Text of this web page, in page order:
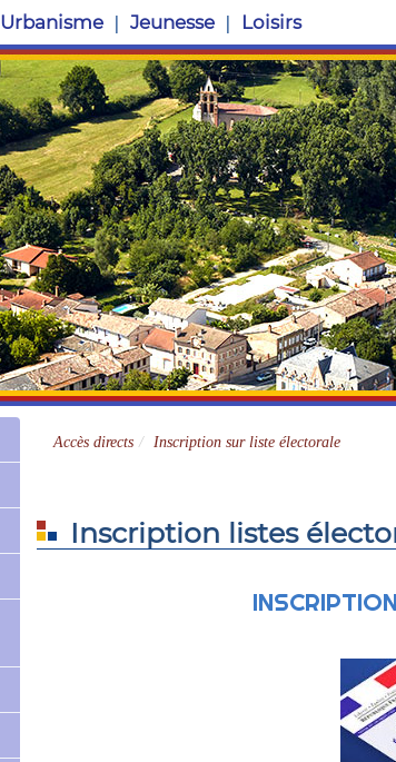
Urbanisme Jeunesse Loisirs
Site
Accès directs Inscription sur liste électorale
Inscription listes